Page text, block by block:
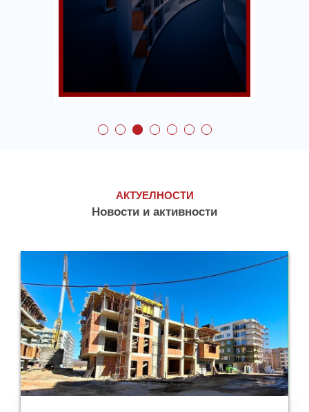
Совет за
високото
образование
АКТУЕЛНОСТИ
Новости и активности